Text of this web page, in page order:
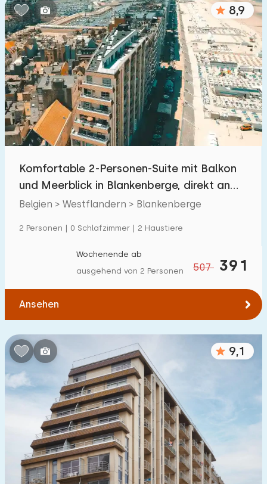
8,9
Komfortable 2-Personen-Suite mit Balkon
und Meerblick in Blankenberge, direkt an
der Küste
Belgien > Westflandern > Blankenberge
2 Personen | 0 Schlafzimmer | 2 Haustiere
507 391
Wochenende ab
ausgehend von 2 Personen
Ansehen
9,1